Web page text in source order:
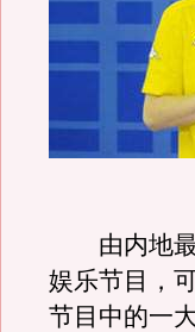
由内地最
娱乐节目，
节目中的一